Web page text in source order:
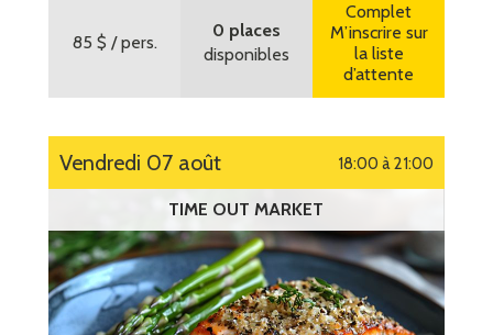
85 $ / pers.
0 places
disponibles
Complet
M’inscrire sur
la liste
d’attente
vendredi 07 août 18:00 à 21:00
TIME OUT MARKET